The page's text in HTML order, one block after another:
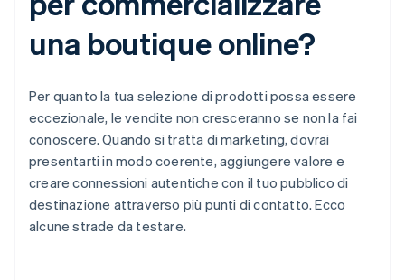
una boutique online?
Per quanto la tua selezione di prodotti possa essere
eccezionale, le vendite non cresceranno se non la fai
conoscere. Quando si tratta di marketing, dovrai
presentarti in modo coerente, aggiungere valore e
creare connessioni autentiche con il tuo pubblico di
destinazione attraverso più punti di contatto. Ecco
alcune strade da testare.